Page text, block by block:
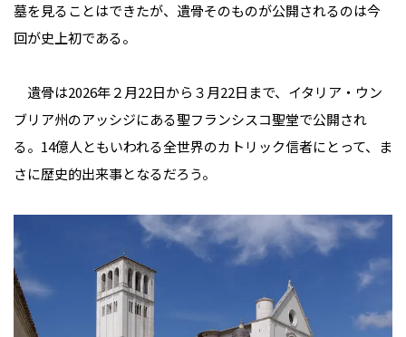
墓を見ることはできたが、遺骨そのものが公開されるのは今
回が史上初である。
遺骨は2026年２月22日から３月22日まで、イタリア・ウン
ブリア州のアッシジにある聖フランシスコ聖堂で公開され
る。14億人ともいわれる全世界のカトリック信者にとって、ま
さに歴史的出来事となるだろう。